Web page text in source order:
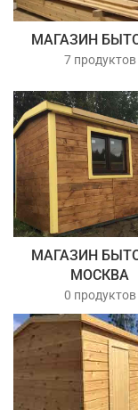
МАГАЗИН
7 продуктов
МАГАЗИН
МОСКВА
0 продуктов